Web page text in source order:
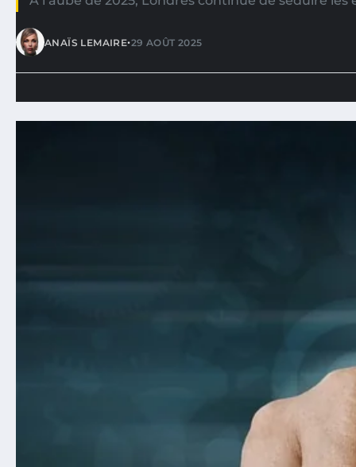
ANAÏS LEMAIRE•29 AOÛT 2025